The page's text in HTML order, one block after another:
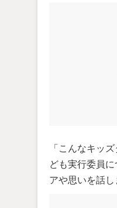
「こんなキッ
ども実行委員
アや思いを話し